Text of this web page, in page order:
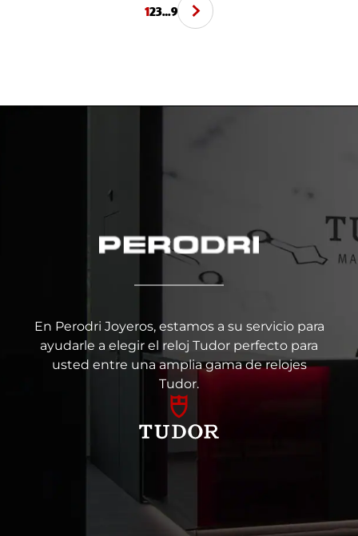
123…9
En Perodri Joyeros, estamos a su servicio para
ayudarle a elegir el reloj Tudor perfecto para
usted entre una amplia gama de relojes
Tudor.
Artículo añadido al carrito.